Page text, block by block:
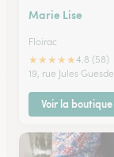
Marie Lise
Floirac
★★★★★4.8 (58)
19, rue Jules Guesde
Voir la boutique